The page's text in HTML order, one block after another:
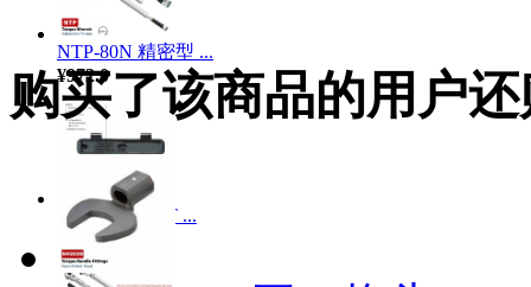
NTP-80N 精密型 ...
¥972.0
MTD-1408SET ...
¥1060.0
购买了该商品的用户